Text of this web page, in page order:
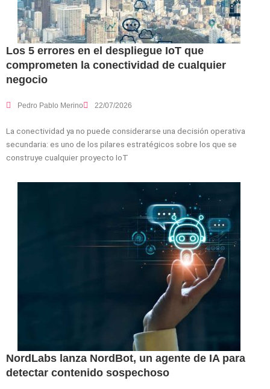
Los 5 errores en el despliegue IoT que
comprometen la conectividad de cualquier
negocio
Pedro Pablo Merino 22/07/2026
La conectividad ya no puede considerarse una decisión operativa
secundaria: es uno de los pilares estratégicos sobre los que se
construye cualquier proyecto IoT
NordLabs lanza NordBot, un agente de IA para
detectar contenido sospechoso